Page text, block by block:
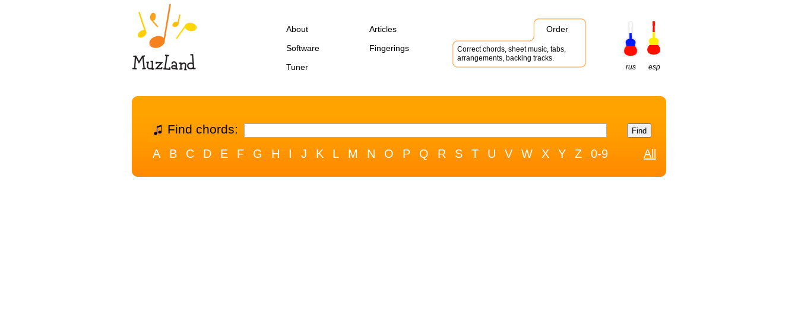
About
Articles
Software
Fingerings
Tuner
Order
Correct chords, sheet music, tabs,
arrangements, backing tracks.
rus
esp
Find chords:
A B C D E F G H I J K L M N O P Q R S T U V W X Y Z 0-9 All